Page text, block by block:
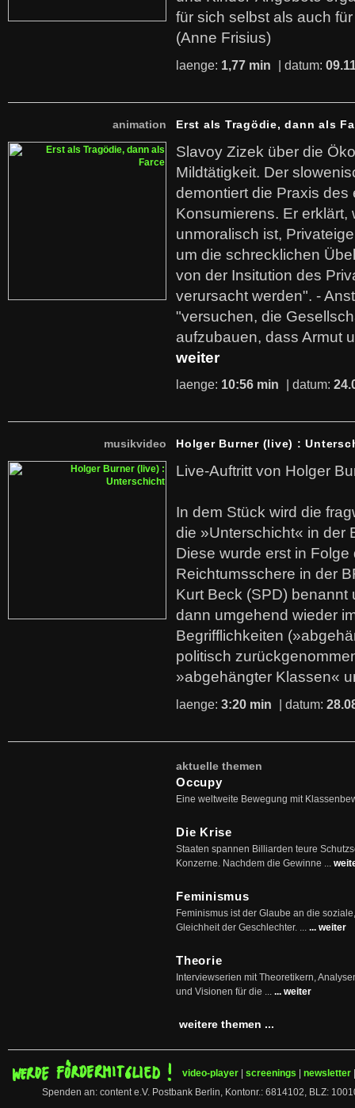
für sich selbst als auch
(Anne Frisius)
laenge: 1,77 min | datum:
animation Erst als Tragödie, dann als
Slavoy Zizek über die
Mildtätigkeit. Der
demontiert die Praxis des
Konsumierens. Er erklärt,
unmoralisch ist,
um die schrecklichen
von der Insitution des
verursacht werden". -
"versuchen, die
aufzubauen, dass Armut
weiter
laenge: 10:56 min | datum:
musikvideo Holger Burner (live) :
Live-Auftritt von Holger
In dem Stück wird die
die »Unterschicht« in der
Diese wurde erst in
Reichtumsschere in der
Kurt Beck (SPD)
dann umgehend wieder
Begrifflichkeiten
politisch
»abgehängter Klassen«
laenge: 3:20 min | datum:
aktuelle themen
Occupy
Eine weltweite Bewegung mit
Die Krise
Staaten spannen Billiarden teure
Konzerne. Nachdem die Gewinne ...
Feminismus
Feminismus ist der Glaube an die
Gleichheit der Geschlechter. ... ... weiter
Theorie
Interviewserien mit Theoretikern,
und Visionen für die ... ... weiter
weitere themen ...
video-player screenings newsletter
Spenden an: content e.V. Postbank Berlin, Kontonr.: 6814102, BLZ: